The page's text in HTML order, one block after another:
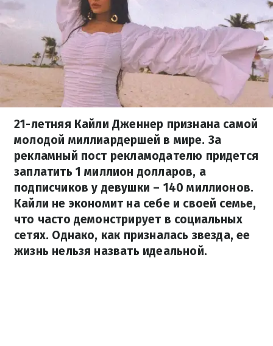
21-летняя Кайли Дженнер признана самой
молодой миллиардершей в мире. За
рекламный пост рекламодателю придется
заплатить 1 миллион долларов, а
подписчиков у девушки – 140 миллионов.
Кайли не экономит на себе и своей семье,
что часто демонстрирует в социальных
сетях. Однако, как призналась звезда, ее
жизнь нельзя назвать идеальной.